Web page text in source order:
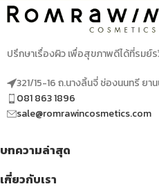
ปรึกษาเรื่องผิว เพื่อสุขภาพดีได้ที่รมย์
321/15-16 ถ.นางลิ้นจี่ ช่องนนทรี ยา
081 863 1896
sale@romrawincosmetics.com
บทความล่าสุด
เกี่ยวกับเรา